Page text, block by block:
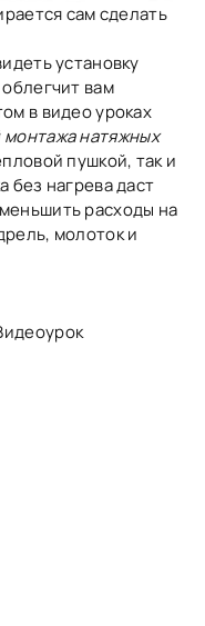
сам сделать
установку
вам
в видео уроках
монтажа натяжных
пушкой, так и
нагрева даст
расходы на
молоток и